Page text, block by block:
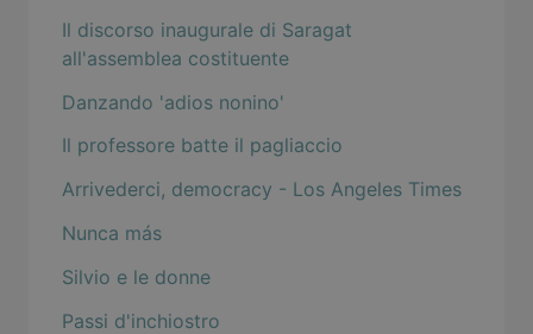
Il discorso inaugurale di Saragat
all'assemblea costituente
Danzando 'adios nonino'
Il professore batte il pagliaccio
Arrivederci, democracy - Los Angeles Times
Nunca más
Silvio e le donne
Passi d'inchiostro